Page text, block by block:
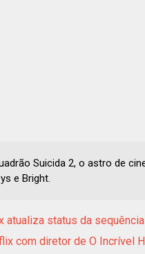
Suicida 2, o astro de
e Bright.
atualiza status da sequência
com diretor de O Incrível